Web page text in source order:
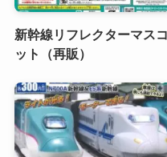
新幹線リフレクターマスコ
ット（再販）